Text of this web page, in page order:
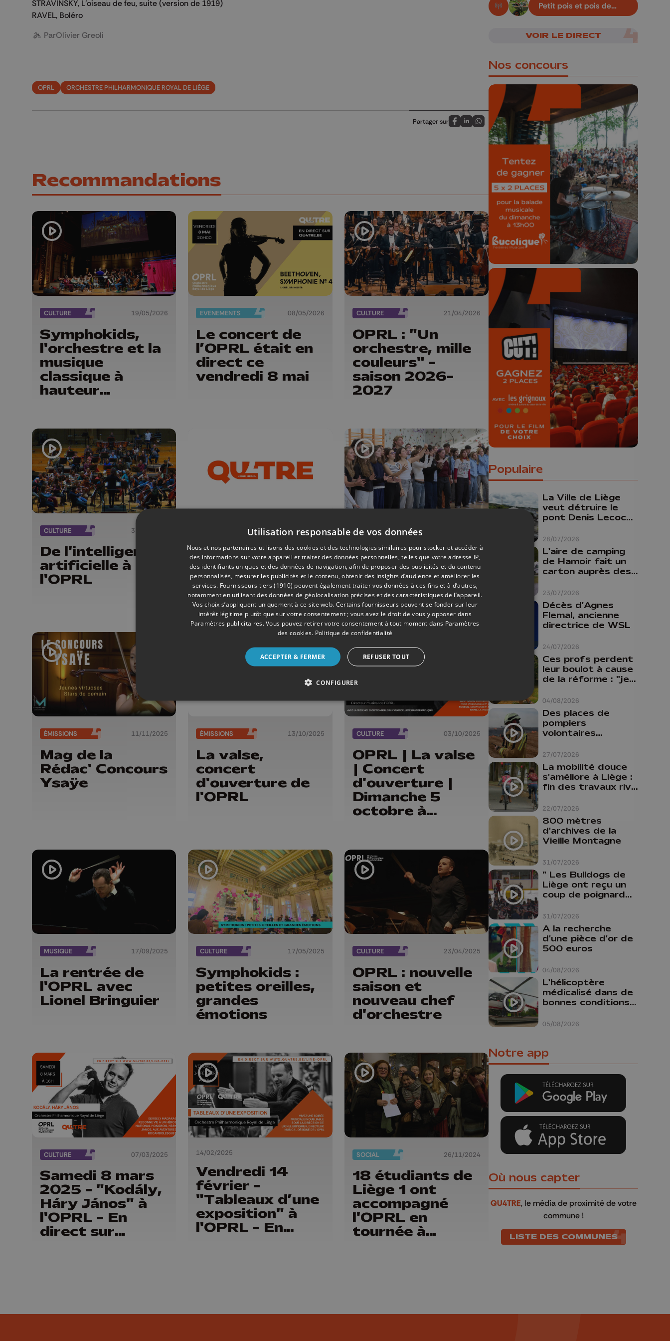
STRAVINSKY, L’oiseau de feu, suite (version de 1919)
RAVEL, Boléro
ParOlivier Greoli
OPRL ORCHESTRE PHILHARMONIQUE ROYAL DE LIÈGE
Partager sur
Partagez sur FaceBook
Partagez sur LinkedIn
Partagez sur Whatsapp
Recommandations
CULTURE 19/05/2026
Symphokids,
l'orchestre et la
musique
classique à
hauteur
EVÈNEMENTS 08/05/2026
Le concert de
l’OPRL était en
direct ce
vendredi 8 mai
CULTURE 21/04/2026
OPRL : "Un
orchestre, mille
couleurs" -
saison 2026-
2027
CULTURE 31/03/2026
De l'intelligence
artificielle à
l'OPRL
11/02/2026
Boléro, concert
de l'OPRL
CULTURE
140 ados
chantent les 85
ans des Jeunes
Musicales
ÉMISSIONS 11/11/2025
Mag de la
Rédac' Concours
Ysaÿe
ÉMISSIONS 13/10/2025
La valse,
concert
d'ouverture de
l'OPRL
CULTURE 03/10/2025
OPRL | La valse
| Concert
d'ouverture |
Dimanche 5
octobre à
MUSIQUE 17/09/2025
La rentrée de
l'OPRL avec
Lionel Bringuier
CULTURE 17/05/2025
Symphokids :
petites oreilles,
grandes
émotions
CULTURE 23/04/2025
OPRL : nouvelle
saison et
nouveau chef
d'orchestre
CULTURE 07/03/2025
Samedi 8 mars
2025 - "Kodály,
Háry János" à
l'OPRL - En
direct sur
14/02/2025
Vendredi 14
février -
"Tableaux d’une
exposition" à
l'OPRL - En
SOCIAL 26/11/2024
18 étudiants de
Liège 1 ont
accompagné
l'OPRL en
tournée à
En live!
Petit pois et pois de
senteur
VOIR LE DIRECT
Nos concours
🎁 Gagnez 5x2
places pour le
Bucolique Ferrières
Festival 🌿🎶
Concours valable jusqu'au 9 août,
23h59.
🎬 Concours CUT x
Les Grignoux ✨
Concours permanent - 2 places à
gagner chaque semaine !
Populaire
28/07/2026
La Ville de Liège
veut détruire le
pont Denis Lecocq
budget pour le
faire
23/07/2026
L'aire de camping
de Hamoir fait un
carton auprès des
24/07/2026
Décès d'Agnes
Flemal, ancienne
directrice de WSL
04/08/2026
Ces profs perdent
leur boulot à cause
de la réforme : "je
comme prof que
comme
pharmacienne"
27/07/2026
Des places de
pompiers
volontaires
province de Liège :
"Un citoyen qui
n'est formé ne
peut pas nous
aider"
22/07/2026
La mobilité douce
s'améliore à Liège :
fin des travaux rive
cyclo-piétonnes
Avroy et
Guillemins...
31/07/2026
800 mètres
d'archives de la
Vieille Montagne
31/07/2026
" Les Bulldogs de
Liège ont reçu un
coup de poignard
04/08/2026
A la recherche
d'une pièce d'or de
500 euros
05/08/2026
L'hélicoptère
médicalisé dans de
bonnes conditions à
Notre app
Où nous capter
QU4TRE, le média de proximité de votre
commune !
LISTE DES COMMUNES
Utilisation responsable de vos données
Nous et nos partenaires utilisons des cookies et des technologies similaires pour stocker et accéder à
des informations sur votre appareil et traiter des données personnelles, telles que votre adresse IP,
des identifiants uniques et des données de navigation, afin de proposer des publicités et du contenu
personnalisés, mesurer les publicités et le contenu, obtenir des insights d’audience et améliorer les
services. Fournisseurs tiers (1910) peuvent également traiter vos données à ces fins et à d’autres,
notamment en utilisant des données de géolocalisation précises et des caractéristiques de l’appareil.
Vos choix s’appliquent uniquement à ce site web. Certains fournisseurs peuvent se fonder sur leur
intérêt légitime plutôt que sur votre consentement ; vous avez le droit de vous y opposer dans
Paramètres publicitaires. Vous pouvez retirer votre consentement à tout moment dans Paramètres
des cookies. Politique de confidentialité
ACCEPTER & FERMER REFUSER TOUT
CONFIGURER